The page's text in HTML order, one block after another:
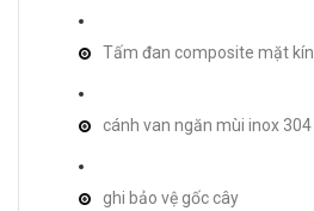
Tấm đan composite mặt kín
cánh van ngăn mùi inox 304
ghi bảo vệ gốc cây